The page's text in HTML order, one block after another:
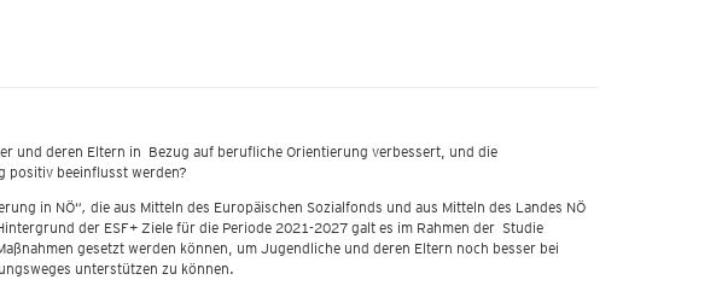
und deren Eltern in Bezug auf berufliche Orientierung verbessert, und die
positiv beeinflusst werden?
in NÖ“, die aus Mitteln des Europäischen Sozialfonds und aus Mitteln des Landes NÖ
der ESF+ Ziele für die Periode 2021-2027 galt es im Rahmen der Studie
gesetzt werden können, um Jugendliche und deren Eltern noch besser bei
unterstützen zu können.